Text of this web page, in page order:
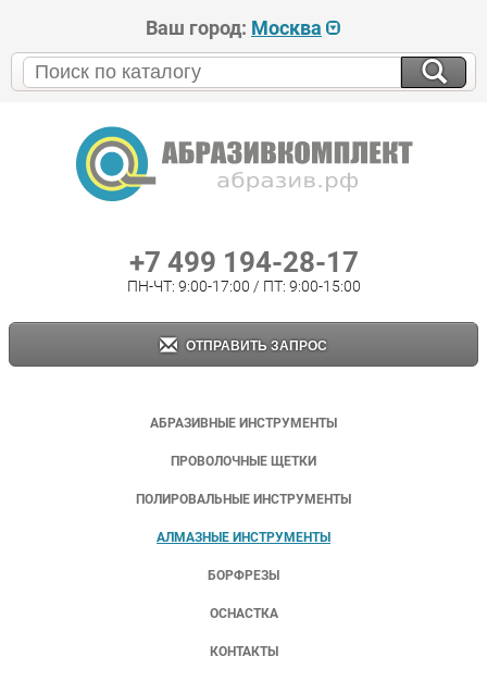
Ваш город: Москва
+7 499 194-28-17
ПН-ЧТ: 9:00-17:00 / ПТ: 9:00-15:00
ОТПРАВИТЬ ЗАПРОС
АБРАЗИВНЫЕ ИНСТРУМЕНТЫ
ПРОВОЛОЧНЫЕ ЩЕТКИ
ПОЛИРОВАЛЬНЫЕ ИНСТРУМЕНТЫ
АЛМАЗНЫЕ ИНСТРУМЕНТЫ
БОРФРЕЗЫ
ОСНАСТКА
КОНТАКТЫ